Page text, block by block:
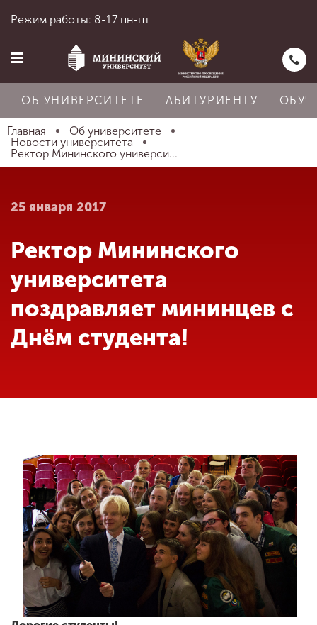
Главная
Абитуриенту
Обучение
Другие виды
деятельности
Студенческая жизнь
Сведения об
образовательной
Режим работы: 8-17 пн-пт
ОБ УНИВЕРСИТЕТЕ АБИТУРИЕНТУ
Главная
Об университете
Новости университета
Ректор Мининского универси...
25 января 2017
Ректор Мининского
университета
поздравляет мининцев с
Днём студента!